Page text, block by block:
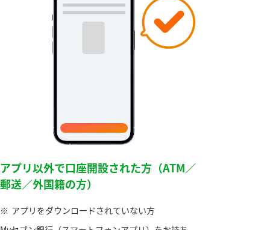
アプリ以外で口座開設された方（ATM／
郵送／外国籍の方）
※ アプリをダウンロードされていない方